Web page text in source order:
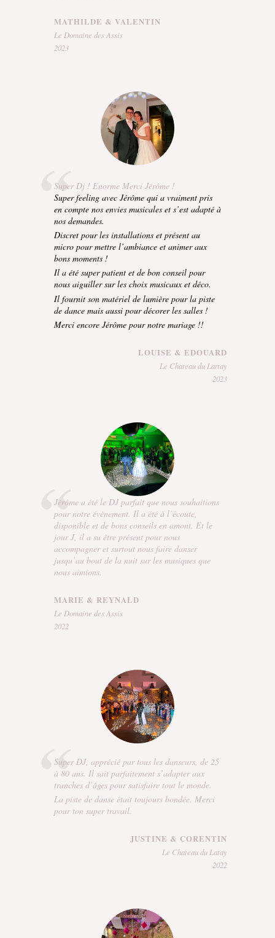
MATHILDE & VALENTIN
Le Domaine des Assis
2023
Super Dj ! Enorme Merci Jérôme !
Super feeling avec Jérôme qui a vraiment pris
en compte nos envies musicales et s’est adapté à
nos demandes.
Discret pour les installations et présent au
micro pour mettre l’ambiance et animer aux
bons moments !
Il a été super patient et de bon conseil pour
nous aiguiller sur les choix musicaux et déco.
Il fournit son matériel de lumière pour la piste
de dance mais aussi pour décorer les salles !
Merci encore Jérôme pour notre mariage !!
LOUISE & EDOUARD
Le Chateau du Lattay
2023
Jérôme a été le DJ parfait que nous souhaitions
pour notre évènement. Il a été à l’écoute,
disponible et de bons conseils en amont. Et le
jour J, il a su être présent pour nous
accompagner et surtout nous faire danser
jusqu’au bout de la nuit sur les musiques que
nous aimions.
MARIE & REYNALD
Le Domaine des Assis
2022
Super DJ, apprécié par tous les danseurs, de 25
à 80 ans. Il sait parfaitement s’adapter aux
tranches d’âges pour satisfaire tout le monde.
La piste de danse était toujours bondée. Merci
pour ton super travail.
JUSTINE & CORENTIN
Le Chateau du Latay
2022